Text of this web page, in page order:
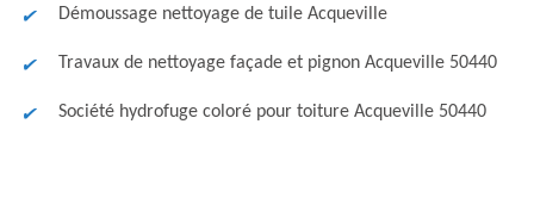
Démoussage nettoyage de tuile Acqueville
Travaux de nettoyage façade et pignon Acqueville 50440
Société hydrofuge coloré pour toiture Acqueville 50440